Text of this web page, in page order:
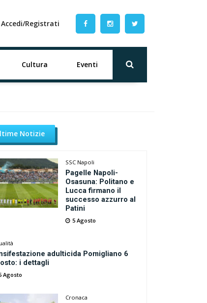
Accedi/Registrati
Cultura Eventi
Notizie
SSC Napoli
Pagelle Napoli-
Osasuna: Politano e
Lucca firmano il
successo azzurro al
Patini
5 Agosto
adulticida Pomigliano 6
i dettagli
Agosto
Cronaca